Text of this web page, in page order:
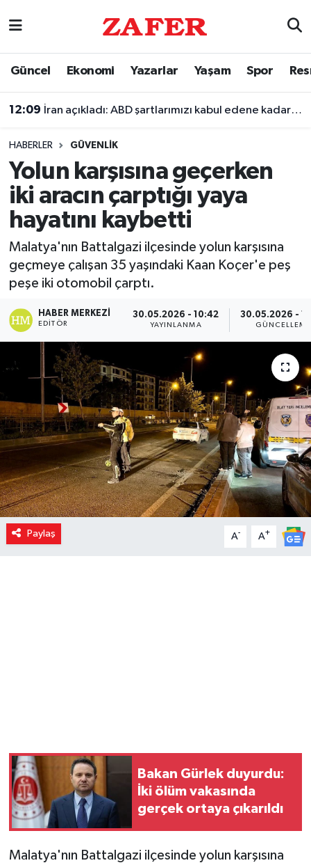
Güncel Ekonomi Yazarlar Yaşam Spor
12:09 İran açıkladı: ABD şartlarımızı kabul edene kadar Hürmüz Boğazı'nı kontrol altında tutacağız
HABERLER GÜVENLIK
Yolun karşısına geçerken
iki aracın çarptığı yaya
hayatını kaybetti
Malatya'nın Battalgazi ilçesinde yolun karşısına
geçmeye çalışan 35 yaşındaki Kaan Koçer'e peş
peşe iki otomobil çarptı.
HABER MERKEZI
EDITÖR
30.05.2026 - 10:42
YAYINLANMA
30.05.2026 -
GÜNCELLEME
Paylaş A- A+
Bakan Gürlek duyurdu:
İki ölüm vakasında
gerçek ortaya çıkarıldı
Malatya'nın Battalgazi ilçesinde yolun karşısına
Nöbetçi Eczaneler
Trafik Durumu
Süper Lig Puan Durumu ve Fikstür
Tüm Manşetler
Son Dakika Haberleri